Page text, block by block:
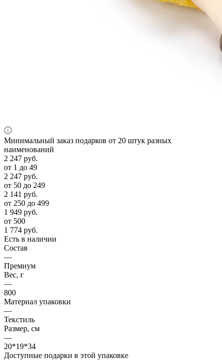
Минимальный заказ подарков от 20 штук разных
наименований
2 247 руб.
от 1 до 49
2 247 руб.
от 50 до 249
2 141 руб.
от 250 до 499
1 949 руб.
от 500
1 774 руб.
Есть в наличии
Состав
—
Премиум
Вес, г
—
800
Материал упаковки
—
Текстиль
Размер, см
—
20*19*34
Доступные подарки в этой упаковке